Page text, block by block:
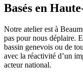
Basés en
Notre atelier est à
pas pour nous déplaire.
bassin genevois ou de
avec la réactivité d’un
acteur national.